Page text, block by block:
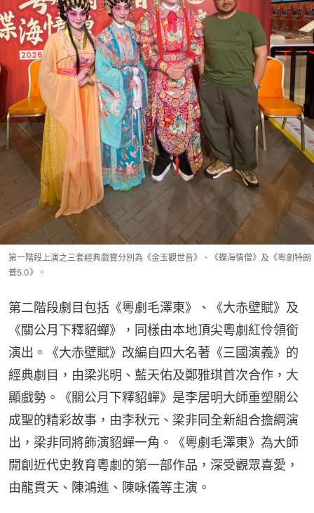
第一階段上演之三套經典戲寶分別為《金玉觀世音》、《蝶海情僧》及《粵劇特朗
普5.0》。
第二階段劇目包括《粵劇毛澤東》、《大赤壁賦》及
《關公月下釋貂蟬》，同樣由本地頂尖粵劇紅伶領銜
演出。《大赤壁賦》改編自四大名著《三國演義》的
經典劇目，由梁兆明、藍天佑及鄭雅琪首次合作，大
顯戲勢。《關公月下釋貂蟬》是李居明大師重塑關公
成聖的精彩故事，由李秋元、梁非同全新組合擔綱演
出，梁非同將飾演貂蟬一角。《粵劇毛澤東》為大師
開創近代史教育粵劇的第一部作品，深受觀眾喜愛，
由龍貫天、陳鴻進、陳咏儀等主演。